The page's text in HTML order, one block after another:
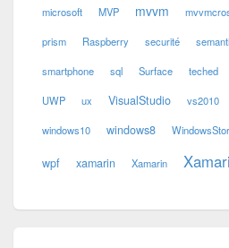
microsoft MVP mvvm
prism Raspberry securité
smartphone sql Surface teched
UWP ux VisualStudio vs2010
windows10 windows8
wpf xamarin Xamarin